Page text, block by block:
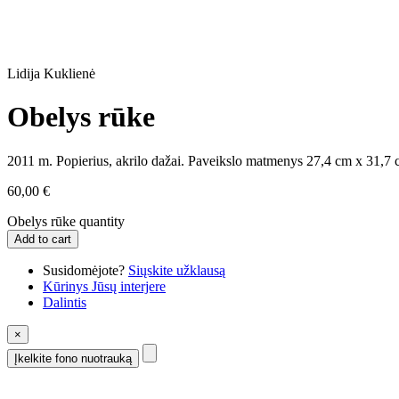
Lidija Kuklienė
Obelys rūke
2011 m. Popierius, akrilo dažai. Paveikslo matmenys 27,4 cm x 31,7
60,00 €
Obelys rūke quantity
Add to cart
Susidomėjote? Siųskite užklausą
Kūrinys Jūsų interjere
Dalintis
×
Įkelkite fono nuotrauką